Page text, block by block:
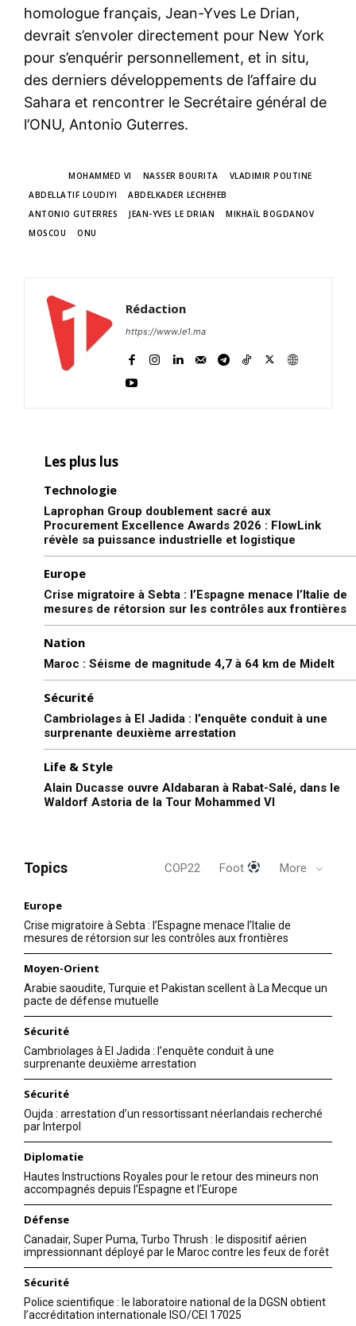
homologue français, Jean-Yves Le Drian,
devrait s’envoler directement pour New York
pour s’enquérir personnellement, et in situ,
des derniers développements de l’affaire du
Sahara et rencontrer le Secrétaire général de
l’ONU, Antonio Guterres.
MOHAMMED VI NASSER BOURITA
VLADIMIR POUTINE
ABDELLATIF LOUDIYI
ABDELKADER LECHEHEB
ANTONIO GUTERRES
JEAN-YVES LE DRIAN
MIKHAÏL BOGDANOV
MOSCOU
ONU
Rédaction
https://www.le1.ma
Les plus lus
Technologie
Laprophan Group doublement sacré aux
Procurement Excellence Awards 2026 : FlowLink
révèle sa puissance industrielle et logistique
Europe
Crise migratoire à Sebta : l’Espagne menace l’Italie de
mesures de rétorsion sur les contrôles aux frontières
Nation
Maroc : Séisme de magnitude 4,7 à 64 km de Midelt
Sécurité
Cambriolages à El Jadida : l’enquête conduit à une
surprenante deuxième arrestation
Life & Style
Alain Ducasse ouvre Aldabaran à Rabat-Salé, dans le
Waldorf Astoria de la Tour Mohammed VI
Topics COP22 Foot More
Europe
Crise migratoire à Sebta : l’Espagne menace l’Italie de
mesures de rétorsion sur les contrôles aux frontières
Moyen-Orient
Arabie saoudite, Turquie et Pakistan scellent à La Mecque un
pacte de défense mutuelle
Sécurité
Cambriolages à El Jadida : l’enquête conduit à une
surprenante deuxième arrestation
Sécurité
Oujda : arrestation d’un ressortissant néerlandais recherché
par Interpol
Diplomatie
Hautes Instructions Royales pour le retour des mineurs non
accompagnés depuis l’Espagne et l’Europe
Défense
Canadair, Super Puma, Turbo Thrush : le dispositif aérien
impressionnant déployé par le Maroc contre les feux de forêt
Sécurité
Police scientifique : le laboratoire national de la DGSN obtient
l’accréditation internationale ISO/CEI 17025